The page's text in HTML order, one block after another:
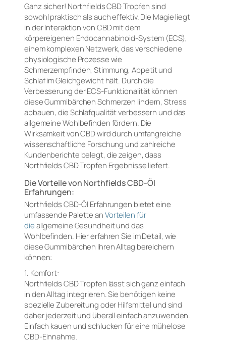
Ganz sicher! Northfields CBD Tropfen sind
sowohl praktisch als auch effektiv. Die Magie liegt
in der Interaktion von CBD mit dem
körpereigenen Endocannabinoid-System (ECS),
einem komplexen Netzwerk, das verschiedene
physiologische Prozesse wie
Schmerzempfinden, Stimmung, Appetit und
Schlaf im Gleichgewicht hält. Durch die
Verbesserung der ECS-Funktionalität können
diese Gummibärchen Schmerzen lindern, Stress
abbauen, die Schlafqualität verbessern und das
allgemeine Wohlbefinden fördern. Die
Wirksamkeit von CBD wird durch umfangreiche
wissenschaftliche Forschung und zahlreiche
Kundenberichte belegt, die zeigen, dass
Northfields CBD Tropfen Ergebnisse liefert.
Die Vorteile von Northfields CBD-Öl
Erfahrungen:
Northfields CBD-Öl Erfahrungen bietet eine
umfassende Palette anVorteilen für
dieallgemeine Gesundheit und das
Wohlbefinden. Hier erfahren Sie im Detail, wie
diese Gummibärchen Ihren Alltag bereichern
können:
1. Komfort:
Northfields CBD Tropfen lässt sich ganz einfach
in den Alltag integrieren. Sie benötigen keine
spezielle Zubereitung oder Hilfsmittel und sind
daher jederzeit und überall einfach anzuwenden.
Einfach kauen und schlucken für eine mühelose
CBD-Einnahme.